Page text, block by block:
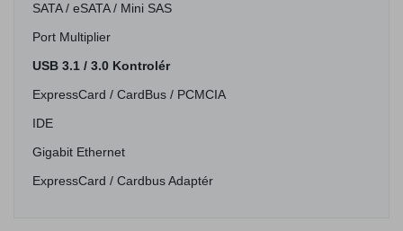
SATA / eSATA / Mini SAS
Port Multiplier
USB 3.1 / 3.0 Kontrolér
ExpressCard / CardBus / PCMCIA
IDE
Gigabit Ethernet
ExpressCard / Cardbus Adaptér